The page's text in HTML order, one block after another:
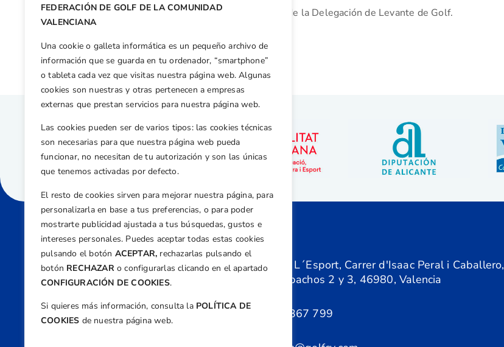
FEDERACIÓN DE GOLF DE LA COMUNIDAD
VALENCIANA
Una cookie o galleta informática es un pequeño archivo de
información que se guarda en tu ordenador, “smartphone”
o tableta cada vez que visitas nuestra página web. Algunas
cookies son nuestras y otras pertenecen a empresas
externas que prestan servicios para nuestra página web.
Las cookies pueden ser de varios tipos: las cookies técnicas
son necesarias para que nuestra página web pueda
funcionar, no necesitan de tu autorización y son las únicas
que tenemos activadas por defecto.
El resto de cookies sirven para mejorar nuestra página, para
personalizarla en base a tus preferencias, o para poder
mostrarte publicidad ajustada a tus búsquedas, gustos e
intereses personales. Puedes aceptar todas estas cookies
pulsando el botón ACEPTAR, rechazarlas pulsando el
botón RECHAZARo configurarlas clicando en el apartado
CONFIGURACIÓN DE COOKIES.
Si quieres más información, consulta la POLÍTICA DE
COOKIES de nuestra página web.
Primer Delegado Regional de la Delegación de Levante de Golf.
Dirección
Centre de L´Esport, Carrer d'Isaac Peral i Caballero,
Nº 5, Despachos 2 y 3, 46980, Valencia
+34 961 367 799